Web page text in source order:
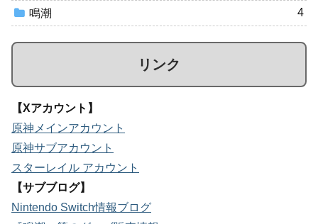
鳴潮 4
リンク
【Xアカウント】
原神メインアカウント
原神サブアカウント
スターレイル アカウント
【サブブログ】
Nintendo Switch情報ブログ